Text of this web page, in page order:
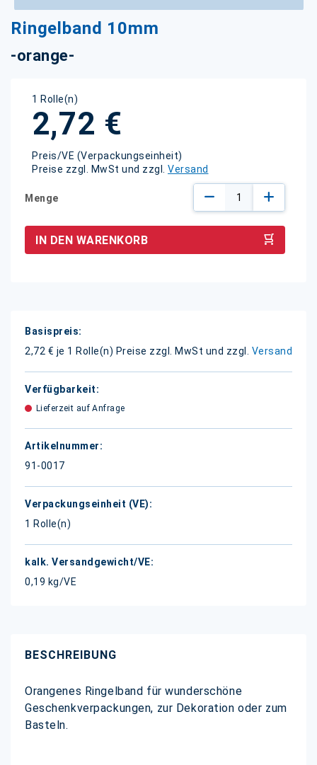
Ringelband 10mm
-orange-
1 Rolle(n)
2,72 €
Preis/VE (Verpackungseinheit)
Preise zzgl. MwSt und zzgl. Versand
Menge
IN DEN WARENKORB
Weitere
Informationen
2,72 € je 1 Rolle(n) Preise zzgl. MwSt und zzgl. Versand
Lieferzeit auf Anfrage
91-0017
1 Rolle(n)
0,19 kg/VE
Zum
Anfang
Bildgalerie
BESCHREIBUNG
Orangenes Ringelband für wunderschöne
Geschenkverpackungen, zur Dekoration oder zum
Basteln.